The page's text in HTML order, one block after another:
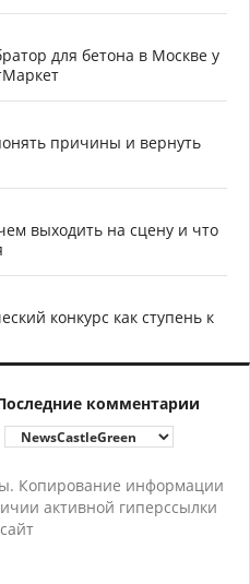
для бетона в Москве у
причины и вернуть
выходить на сцену и что
конкурс как ступень к
комментарии
Копирование информации
активной гиперссылки